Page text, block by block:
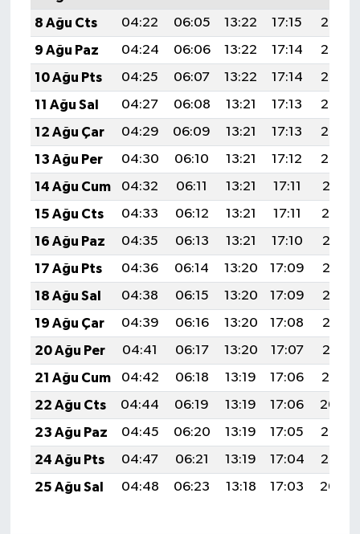
8 Ağu Cts
04:22 06:05 13:22 17:15
20:29
9 Ağu Paz
04:24 06:06 13:22 17:14
20:27
10 Ağu Pts
04:25 06:07 13:22 17:14
20:26
11 Ağu Sal
04:27 06:08 13:21 17:13
20:25
12 Ağu Çar
04:29 06:09 13:21 17:13
20:23
13 Ağu Per
04:30 06:10 13:21 17:12
20:22
14 Ağu Cum
04:32 06:11 13:21 17:11
20:21
15 Ağu Cts
04:33 06:12 13:21 17:11
20:19
16 Ağu Paz
04:35 06:13 13:21 17:10
20:18
17 Ağu Pts
04:36 06:14 13:20 17:09
20:16
18 Ağu Sal
04:38 06:15 13:20 17:09
20:15
19 Ağu Çar
04:39 06:16 13:20 17:08
20:13
20 Ağu Per
04:41 06:17 13:20 17:07
20:12
21 Ağu Cum
04:42 06:18 13:19 17:06
20:10
22 Ağu Cts
04:44 06:19 13:19 17:06
20:09
23 Ağu Paz
04:45 06:20 13:19 17:05
20:07
24 Ağu Pts
04:47 06:21 13:19 17:04
20:06
25 Ağu Sal
04:48 06:23 13:18 17:03 20:04